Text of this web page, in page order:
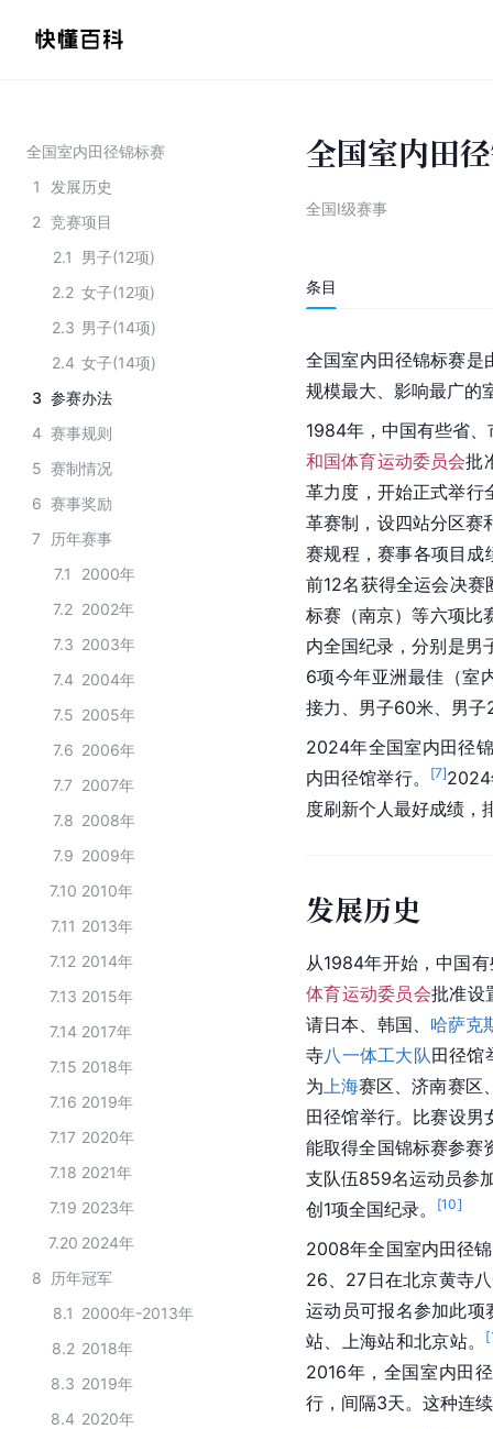
全国室内田径锦标赛
1
发展历史
2 竞赛项目
2.1
男子(12项)
2.2 女子(12项)
2.3 男子(14项)
2.4 女子(14项)
3 参赛办法
4 赛事规则
5 赛制情况
6 赛事奖励
7
历年赛事
7.1
2000年
7.2 2002年
7.3 2003年
7.4 2004年
7.5 2005年
7.6 2006年
7.7 2007年
7.8 2008年
7.9 2009年
7.10 2010年
7.11 2013年
7.12 2014年
7.13 2015年
7.14 2017年
7.15 2018年
7.16 2019年
7.17 2020年
7.18 2021年
7.19 2023年
7.20 2024年
8
历年冠军
8.1 2000年-2013年
8.2 2018年
8.3 2019年
8.4 2020年
全国室内田
全国Ⅰ级赛事
条目
全国室内田径锦标赛是
规模最大、影响最广的
1984年，中国有些省
和国体育运动委员会批
革力度，开始正式举行
革赛制，设四站分区赛
赛规程，赛事各项目成
前12名获得全运会决赛
标赛（南京）等六项比
内全国纪录，分别是
6项今年亚洲最佳（室
接力、男子60米、男
2024年全国室内田径
内田径馆举行。
[7]2024
度刷新个人最好成绩，
发展历史
从1984年开始，中国
体育运动委员会批准设
请日本、韩国、 哈萨克
寺八一体工大队田径馆
为 上海赛区、济南赛区
田径馆举行。比赛设男
能取得全国锦标赛参赛
支队伍859名运动员参
创1项全国纪录。
[10]
2008年全国室内田径
26、27日在北京黄寺
运动员可报名参加此项
站、上海站和北京站。
[
2016年，全国室内田
行，间隔3天。这种连